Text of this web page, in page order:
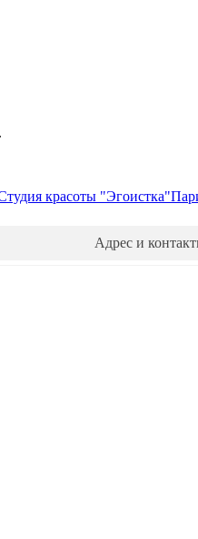
красоты "Эгоистка"
Адрес и